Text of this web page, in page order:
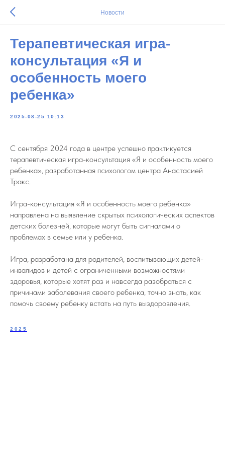
Новости
Терапевтическая игра-
консультация «Я и
особенность моего
ребенка»
2025-08-25 10:13
С сентября 2024 года в центре успешно практикуется
терапевтическая игра-консультация «Я и особенность моего
ребенка», разработанная психологом центра Анастасией
Тракс.
Игра-консультация «Я и особенность моего ребенка»
направлена на выявление скрытых психологических аспектов
детских болезней, которые могут быть сигналами о
проблемах в семье или у ребенка.
Игра, разработана для родителей, воспитывающих детей-
инвалидов и детей с ограниченными возможностями
здоровья, которые хотят раз и навсегда разобраться с
причинами заболевания своего ребенка, точно знать, как
помочь своему ребенку встать на путь выздоровления.
2025